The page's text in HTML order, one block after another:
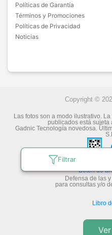
Filtrar
Políticas de Garantía
Términos y Promociones
Políticas de Privacidad
Noticias
Copyright ©
Las fotos son a modo ilustrativo.
publicados está sujeta
Gadnic Tecnología novedosa.
Botón de
Defensa de las
para consultas y/o
Libro